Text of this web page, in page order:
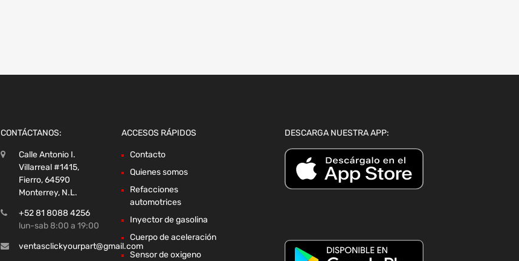
CONTÁCTANOS:
Calle Antonio I.
Villarreal #1415,
Fierro, 64590
Monterrey, N.L.
+52 81 8088 4256
lun-sab 8:00 a 19:00
ventasclickyourpart@gmail.com
ACCESOS RÁPIDOS
Contacto
Quienes somos
Refacciones
automotrices
Inyector de gasolina
Cuerpo de aceleración
Sensor de oxigeno
DESCARGA NUESTRA APP: